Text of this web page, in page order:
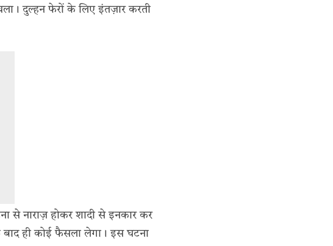
दुल्हन फेरों के लिए इंतज़ार करती
से नाराज़ होकर शादी से इनकार कर
ही कोई फैसला लेगा। इस घटना